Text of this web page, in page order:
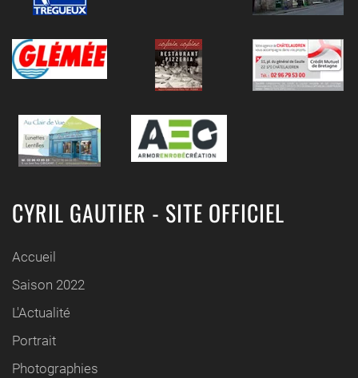
CYRIL GAUTIER - SITE OFFICIEL
Accueil
Saison 2022
L'Actualité
Portrait
Photographies